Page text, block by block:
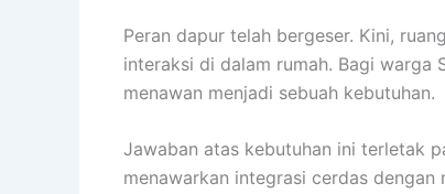
Peran dapur telah bergeser. Kini,
interaksi di dalam rumah. Bagi warga
menawan menjadi sebuah kebutuhan.
Jawaban atas kebutuhan ini terletak
menawarkan integrasi cerdas